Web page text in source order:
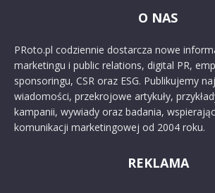
O NAS
PRoto.pl codziennie dostarcza nowe
marketingu i public relations, digital PR,
sponsoringu, CSR oraz ESG. Publikujemy
wiadomości, przekrojowe artykuły,
kampanii, wywiady oraz badania,
komunikacji marketingowej od 2004 roku.
REKLAMA